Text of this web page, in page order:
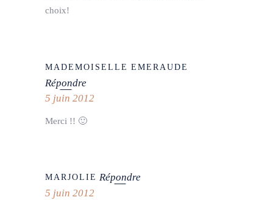
choix!
MADEMOISELLE EMERAUDE
Répondre
5 juin 2012
Merci !! 🙂
MARJOLIE Répondre
5 juin 2012